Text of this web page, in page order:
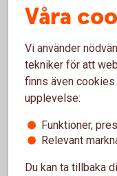
Har du placerat
700 kronor plus
delen av ditt
prismodellen
Mer
Våra
Vi använder
tekniker för att
finns även
upplevelse:
Funktioner,
Relevant
Du kan ta tillbaka